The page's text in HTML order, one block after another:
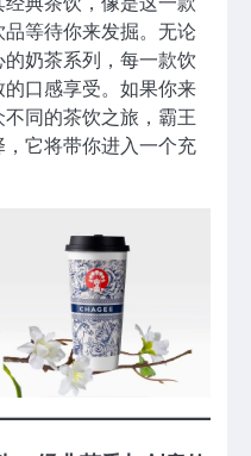
等待你来发掘。无论
奶茶系列，每一款饮
口感享受。如果你来
同的茶饮之旅，霸王
它将带你进入一个充